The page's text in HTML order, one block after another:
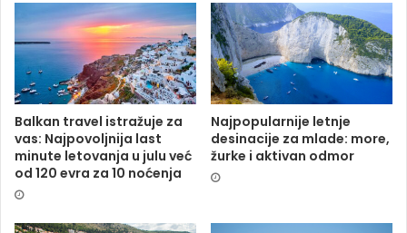
Balkan travel istražuje za
vas: Najpovoljnija last
minute letovanja u julu već
od 120 evra za 10 noćenja
Najpopularnije letnje
desinacije za mlade: more,
žurke i aktivan odmor